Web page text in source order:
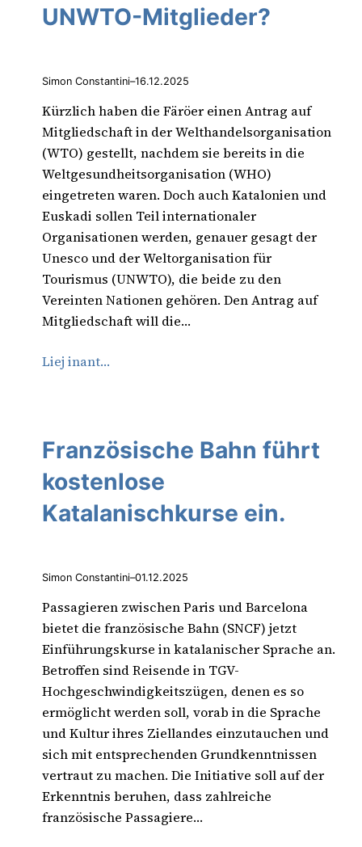
UNWTO-Mitglieder?
Simon Constantini–16.12.2025
Kürzlich haben die Färöer einen Antrag auf
Mitgliedschaft in der Welthandelsorganisation
(WTO) gestellt, nachdem sie bereits in die
Weltgesundheitsorganisation (WHO)
eingetreten waren. Doch auch Katalonien und
Euskadi sollen Teil internationaler
Organisationen werden, genauer gesagt der
Unesco und der Weltorganisation für
Tourismus (UNWTO), die beide zu den
Vereinten Nationen gehören. Den Antrag auf
Mitgliedschaft will die…
Liej inant…
Französische Bahn führt
kostenlose
Katalanischkurse ein.
Simon Constantini–01.12.2025
Passagieren zwischen Paris und Barcelona
bietet die französische Bahn (SNCF) jetzt
Einführungskurse in katalanischer Sprache an.
Betroffen sind Reisende in TGV-
Hochgeschwindigkeitszügen, denen es so
ermöglicht werden soll, vorab in die Sprache
und Kultur ihres Ziellandes einzutauchen und
sich mit entsprechenden Grundkenntnissen
vertraut zu machen. Die Initiative soll auf der
Erkenntnis beruhen, dass zahlreiche
französische Passagiere…